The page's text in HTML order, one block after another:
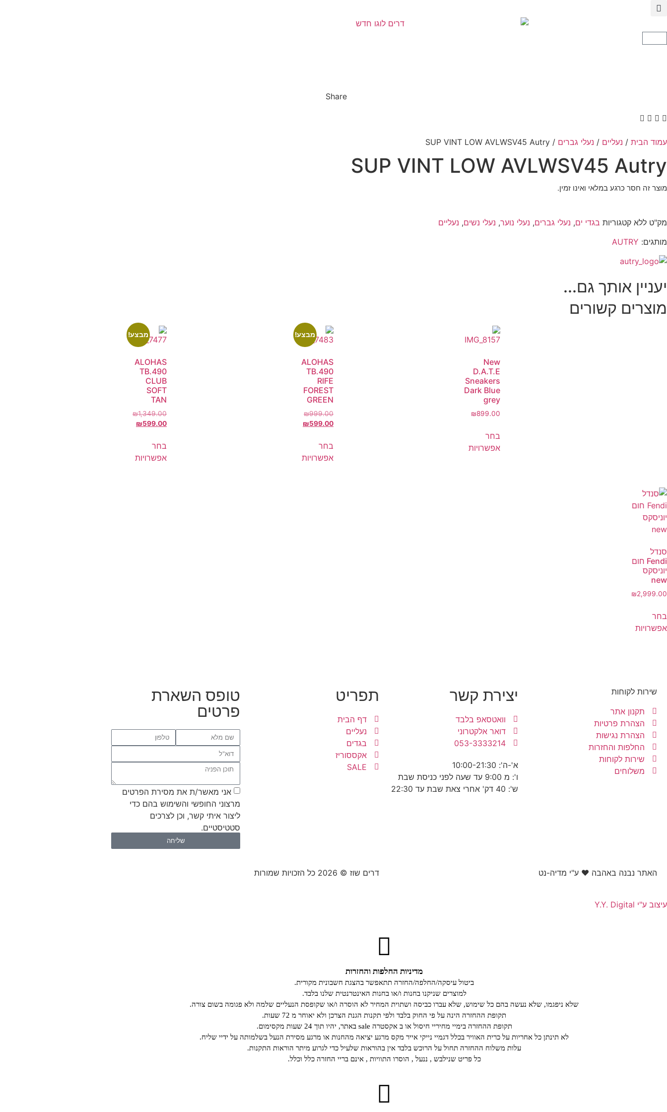
Share
עמוד הבית / נעליים / נעלי גברים / SUP VINT LOW AVLWSV45 Autry
SUP VINT LOW AVLWSV45 Autry
מוצר זה חסר כרגע במלאי ואינו זמין.
מק"ט ללא קטגוריות בגדי ים, נעלי גברים, נעלי נוער, נעלי נשים, נעליים
מותגים: AUTRY
יעניין אותך גם...
מוצרים קשורים
New
D.A.T.E
Sneakers
Dark Blue
grey
₪899.00
בחר
אפשרויות
מבצע!
ALOHAS
TB.490
RIFE
FOREST
GREEN
₪999.00
₪599.00
בחר
אפשרויות
מבצע!
ALOHAS
TB.490
CLUB
SOFT
TAN
₪1,349.00
₪599.00
בחר
אפשרויות
סנדל
Fendi חום
יוניסקס
new
₪2,999.00
בחר
אפשרויות
שירות לקוחות
תקנון אתר
הצהרת פרטיות
הצהרת נגישות
החלפות והחזרות
שירות לקוחות
משלוחים
יצירת קשר
וואטסאפ בלבד
דואר אלקטרוני
053-3333214
א'-ה': 10:00-21:30
ו': מ 9:00 עד שעה לפני כניסת שבת
ש': 40 דק' אחרי צאת שבת עד 22:30
תפריט
דף הבית
נעליים
בגדים
אקססוריז
SALE
טופס השארת
פרטים
אני מאשר/ת את מסירת הפרטים
מרצוני החופשי והשימוש בהם כדי
ליצור איתי קשר, וכן לצרכים
סטטיסטיים.
שליחה
האתר נבנה באהבה ❤ ע"י מדיה-נט​ דרים שוז © 2026 כל הזכויות שמורות
עיצוב ע"י Y.Y. Digital
מדיניות החלפות והחזרות
ביטול עיסקה/החלפה/החזרה תתאפשר בהצגת חשבונית מקורית.
למוצרים שניקנו בחנות ו/או בחנות האינטרנטית שלנו בלבד.
שלא ניפגמו, שלא נעשה בהם כל שימוש, שלא עברו כביסה ושתוית המחיר לא הוסרה ו/או שקופסת הנעליים שלמה ולא פגומה בשום צורה.
תקופת ההחזרה הינה על פי החוק בלבד ולפי תקנות הגנת הצרכן ולא יאוחר מ 72 שעות.
תקופת ההחזרה בימיי מחיריי חיסול או ב אקסטרה sale באתר, יהיו תוך 24 שעות מקסימום.
לא תינתן כל אחריות על כרית האוויר בכלל דגמיי נייקי אייר מקס מרגע יציאה מהחנות או מרגע מסירת הנעל בשלמותה על ידיי שליח.
עלות משלוח ההחזרה תחול על הרוכש בלבד אין בהוראות שלעיל כדי לגרוע מיתר הוראות התקנות.
כל פריט שנילבש , ננעל , הוסרו התוויות , אינם בריי החזרה כלל וכלל.